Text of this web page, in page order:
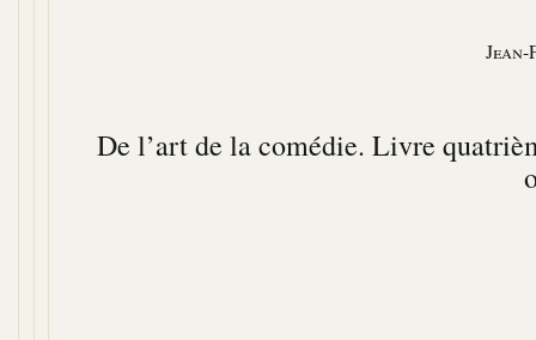
De l’art de la comédie. Livre